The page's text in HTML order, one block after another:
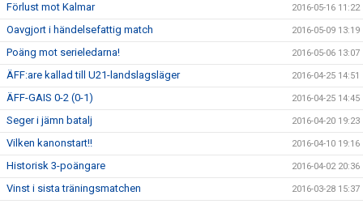
Förlust mot Kalmar 2016-05-16 11:22
Oavgjort i händelsefattig match 2016-05-09 13:19
Poäng mot serieledarna! 2016-05-06 13:07
ÄFF:are kallad till U21-landslagsläger 2016-04-25 14:51
ÄFF-GAIS 0-2 (0-1) 2016-04-25 14:45
Seger i jämn batalj 2016-04-20 19:23
Vilken kanonstart!! 2016-04-10 19:16
Historisk 3-poängare 2016-04-02 20:36
Vinst i sista träningsmatchen 2016-03-28 15:37